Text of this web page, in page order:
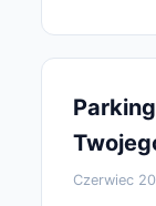
Czerwiec